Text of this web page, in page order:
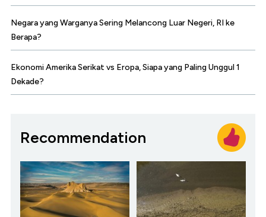
Negara yang Warganya Sering Melancong Luar Negeri, RI ke
Berapa?
Ekonomi Amerika Serikat vs Eropa, Siapa yang Paling Unggul 1
Dekade?
Recommendation